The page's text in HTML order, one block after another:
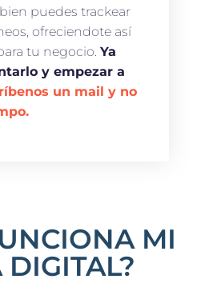
puedes trackear
ofreciendote así
tu negocio. Ya
y empezar a
un mail y no
MI
DIGITAL?